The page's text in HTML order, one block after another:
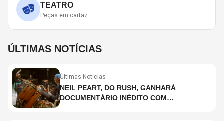
TEATRO
Peças em cartaz
ÚLTIMAS NOTÍCIAS
Últimas Notícias
NEIL PEART, DO RUSH, GANHARÁ
DOCUMENTÁRIO INÉDITO COM